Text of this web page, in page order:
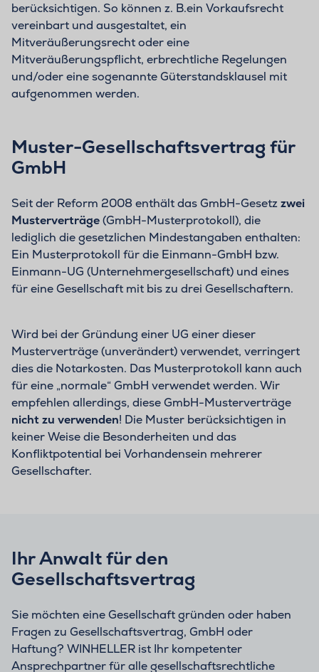
berücksichtigen. So können z. B.ein Vorkaufsrecht
vereinbart und ausgestaltet, ein
Mitveräußerungsrecht oder eine
Mitveräußerungspflicht, erbrechtliche Regelungen
und/oder eine sogenannte Güterstandsklausel mit
aufgenommen werden.
Muster-Gesellschaftsvertrag für
GmbH
Seit der Reform 2008 enthält das GmbH-Gesetzzwei
Musterverträge(GmbH-Musterprotokoll), die
lediglich die gesetzlichen Mindestangaben enthalten:
Ein Musterprotokoll für die Einmann-GmbH bzw.
Einmann-UG (Unternehmergesellschaft) und eines
für eine Gesellschaft mit bis zu drei Gesellschaftern.
Wird bei der Gründung einer UG einer dieser
Musterverträge (unverändert) verwendet, verringert
dies die Notarkosten. Das Musterprotokoll kann auch
für eine „normale“ GmbH verwendet werden. Wir
empfehlen allerdings, diese GmbH-Musterverträge
nicht zu verwenden! Die Muster berücksichtigen in
keiner Weise die Besonderheiten und das
Konfliktpotential bei Vorhandensein mehrerer
Gesellschafter.
Ihr Anwalt für den
Gesellschaftsvertrag
Sie möchten eine Gesellschaft gründen oder haben
Fragen zu Gesellschaftsvertrag, GmbH oder
Haftung? WINHELLER ist Ihr kompetenter
Ansprechpartner für alle gesellschaftsrechtliche